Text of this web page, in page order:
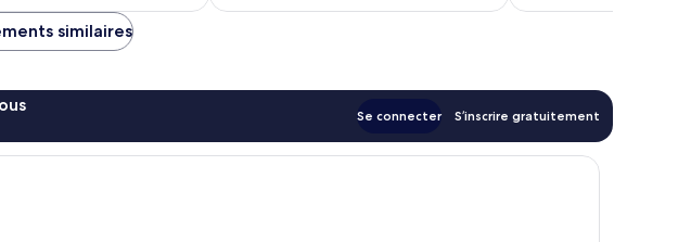
similaires
Se connecter S’inscrire gratuitement